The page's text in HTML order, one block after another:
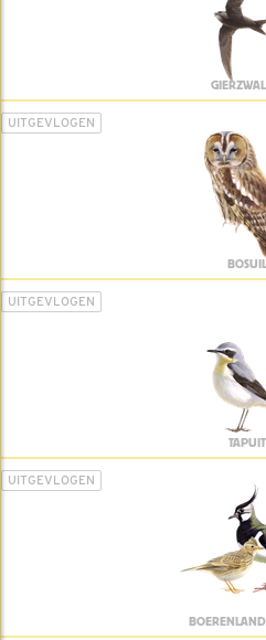
UITGEVLOGEN
BOSUIL
UITGEVLOGEN
TAPUIT
UITGEVLOGEN